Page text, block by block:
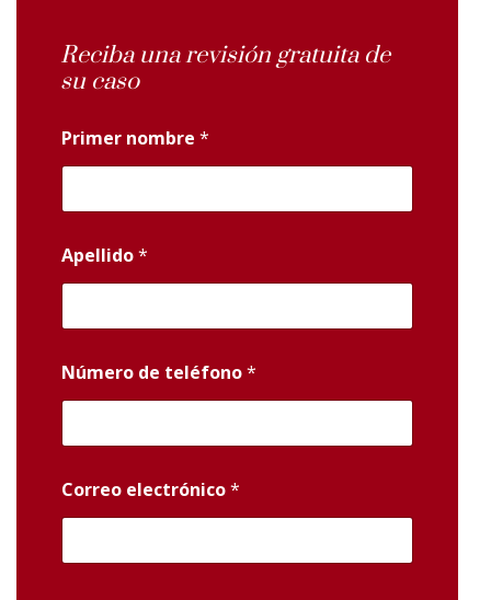
Reciba una revisión gratuita de
su caso
Primer nombre *
Apellido*
Número de teléfono*
Correo electrónico*